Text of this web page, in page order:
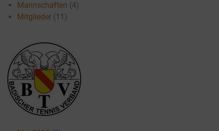
Mannschaften (4)
Mitglieder (11)